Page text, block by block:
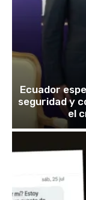
Ecuador
seguridad y
el